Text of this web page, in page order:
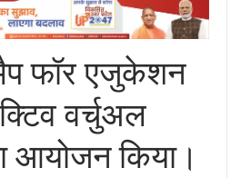
फॉर एजुकेशन
वर्चुअल
आयोजन किया।